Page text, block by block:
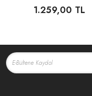
1.259,00 TL